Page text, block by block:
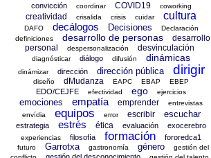
convicción coordinar COVID19 coworking
creatividad crisalida crisis cuidar cultura
DAFO decálogos Decisiones
Declaración
definiciones
desarrollo de personas
desarrollo
personal
despersonalización desvinculación
diagnósticar diálogo difusión dinámicas
dinámizar dirección dirección pública dirigir
diseño dMudanza EAPC EBAP EBEP
EDO/CEJFE efectividad ego ejercicios
emociones empatía emprender
entrevistas
envídia
equipos error escribir escuchar
estrategia estrés ética evaluación exocerebro
experiencias filosofía formación fororedca1
futuro Garrotxa gastronomía género
gestión del